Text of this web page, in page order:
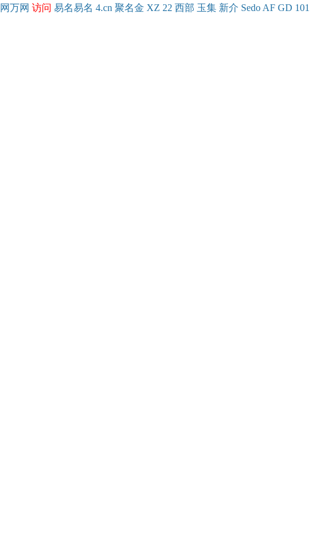
万网 访问 易名易名 4.cn 聚名金 XZ 22 西部 玉集 新介 Sedo AF GD 101